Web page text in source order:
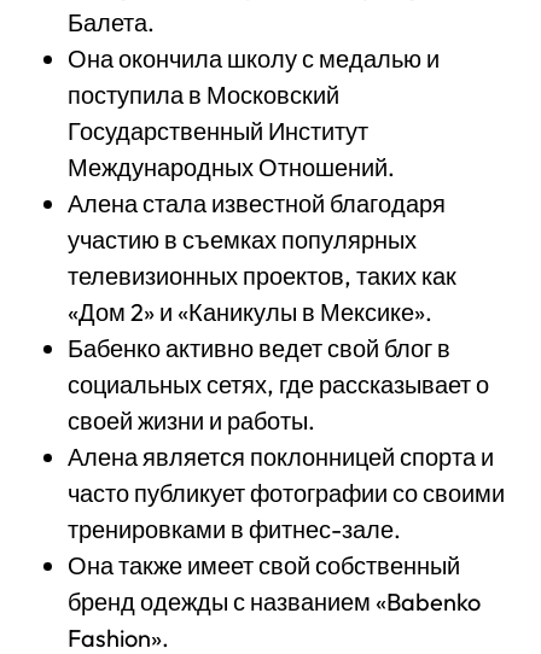
Балета.
Она окончила школу с медалью и
поступила в Московский
Государственный Институт
Международных Отношений.
Алена стала известной благодаря
участию в съемках популярных
телевизионных проектов, таких как
«Дом 2» и «Каникулы в Мексике».
Бабенко активно ведет свой блог в
социальных сетях, где рассказывает о
своей жизни и работы.
Алена является поклонницей спорта и
часто публикует фотографии со своими
тренировками в фитнес-зале.
Она также имеет свой собственный
бренд одежды с названием «Babenko
Fashion».